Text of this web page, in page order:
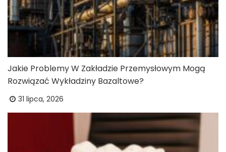
Jakie Problemy W Zakładzie Przemysłowym Mogą
Rozwiązać Wykładziny Bazaltowe?
31 lipca, 2026